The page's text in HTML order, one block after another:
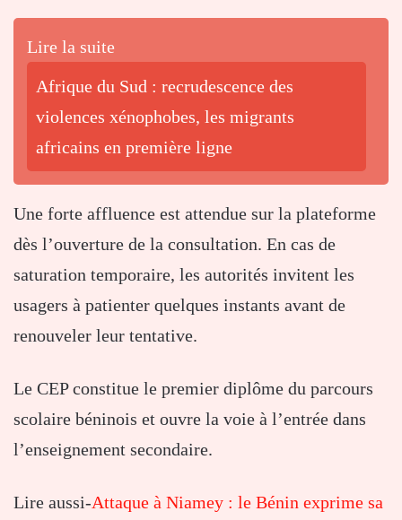
Lire la suite
Afrique du Sud : recrudescence des
violences xénophobes, les migrants
africains en première ligne
Une forte affluence est attendue sur la plateforme
dès l’ouverture de la consultation. En cas de
saturation temporaire, les autorités invitent les
usagers à patienter quelques instants avant de
renouveler leur tentative.
Le CEP constitue le premier diplôme du parcours
scolaire béninois et ouvre la voie à l’entrée dans
l’enseignement secondaire.
Lire aussi-Attaque à Niamey : le Bénin exprime sa